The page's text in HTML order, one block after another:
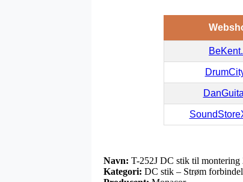
Navn: T-252J DC stik til montering
Kategori: DC stik – Strøm